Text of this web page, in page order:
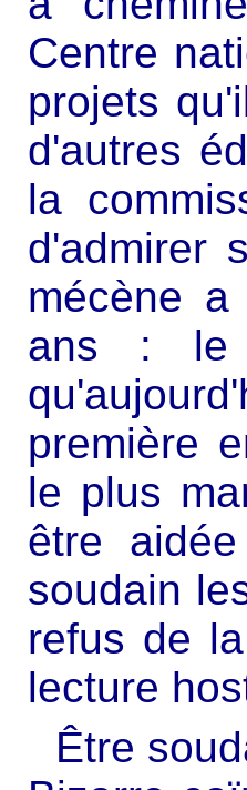
Centre
projets
d'autres
la
d'admirer
mécène
ans : le
première
le plus
être
soudain
refus de
lecture
Être